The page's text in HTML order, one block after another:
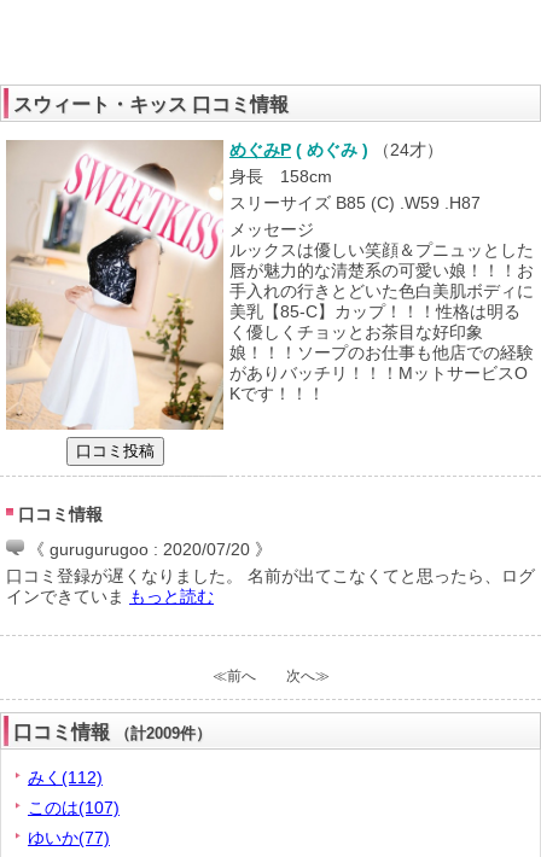
スウィート・キッス 口コミ情報
めぐみP ( めぐみ ) （24才）
身長 158cm
スリーサイズ B85 (C) .W59 .H87
メッセージ
ルックスは優しい笑顔＆プニュッとした
唇が魅力的な清楚系の可愛い娘！！！お
手入れの行きとどいた色白美肌ボディに
美乳【85-C】カップ！！！性格は明る
く優しくチョッとお茶目な好印象
娘！！！ソープのお仕事も他店での経験
がありバッチリ！！！MットサービスO
Kです！！！
口コミ情報
《 gurugurugoo : 2020/07/20 》
口コミ登録が遅くなりました。 名前が出てこなくてと思ったら、ログ
インできていま もっと読む
≪前へ 次へ≫
口コミ情報 （計2009件）
みく(112)
このは(107)
ゆいか(77)